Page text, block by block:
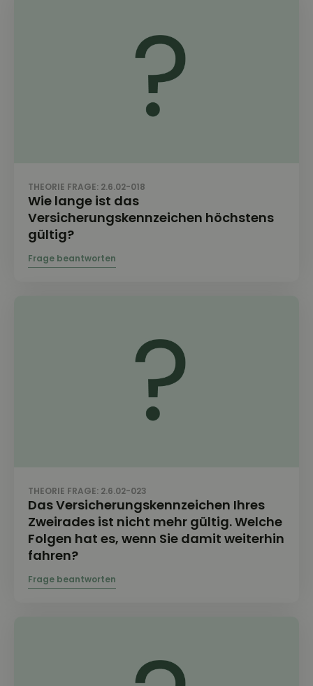
THEORIE FRAGE: 2.6.02-018
Wie lange ist das
Versicherungskennzeichen höchstens
gültig?
THEORIE FRAGE: 2.6.02-023
Das Versicherungskennzeichen Ihres
Zweirades ist nicht mehr gültig. Welche
Folgen hat es, wenn Sie damit weiterhin
fahren?